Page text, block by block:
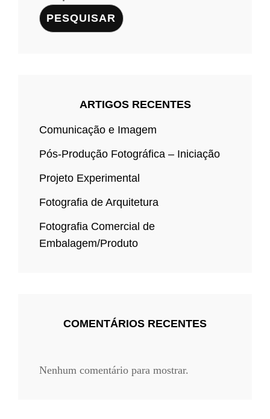
PESQUISAR
ARTIGOS RECENTES
Comunicação e Imagem
Pós-Produção Fotográfica – Iniciação
Projeto Experimental
Fotografia de Arquitetura
Fotografia Comercial de
Embalagem/Produto
COMENTÁRIOS RECENTES
Nenhum comentário para mostrar.